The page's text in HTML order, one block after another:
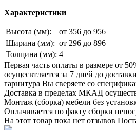
Характеристики
Высота (мм):
от 356 до 956
Ширина (мм): от 296 до 896
Толщина (мм): 4
Первая часть оплаты в размере от
осущесвтляется за 7 дней до
гарнитура Вы сверяете со
Доставка в пределах МКАД
Монтаж (сборка) мебели без
Оплачивается по факту сборки
На этот товар пока нет отзывов